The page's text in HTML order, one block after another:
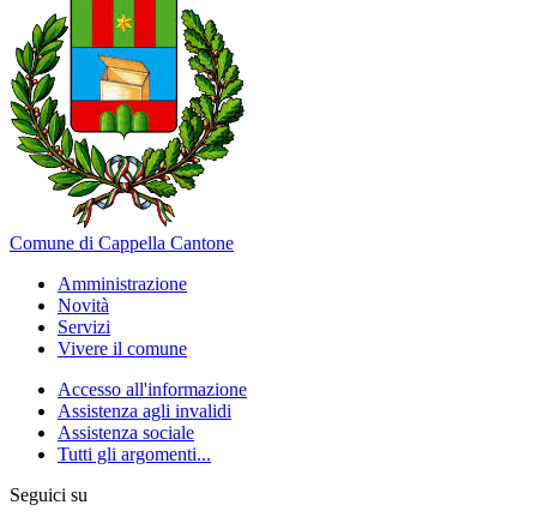
Comune di Cappella Cantone
Amministrazione
Novità
Servizi
Vivere il comune
Accesso all'informazione
Assistenza agli invalidi
Assistenza sociale
Tutti gli argomenti...
Seguici su